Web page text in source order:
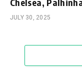
JULY 30, 2025